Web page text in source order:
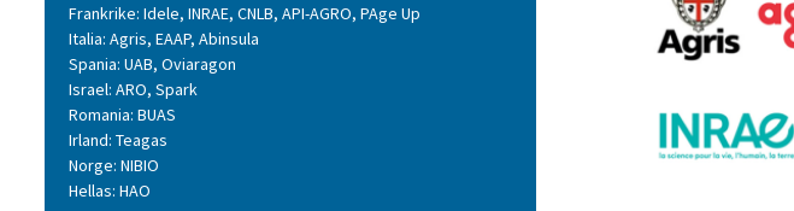
Frankrike: Idele, INRAE, CNLB, API-AGRO, PAge Up
Italia: Agris, EAAP, Abinsula
Spania: UAB, Oviaragon
Israel: ARO, Spark
Romania: BUAS
Irland: Teagas
Norge: NIBIO
Hellas: HAO